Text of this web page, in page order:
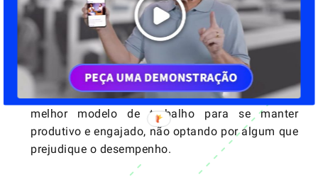
plural, mais diversificado, com novos
pensamentos. Portanto, é fundamental adquirir
novas habilidades para estar preparado para os
novos desafios.
É preciso fazer uma autoanálise e entender qual o
melhor modelo de trabalho para se manter
produtivo e engajado, não optando por algum que
prejudique o desempenho.